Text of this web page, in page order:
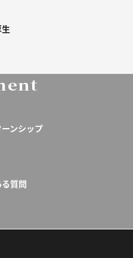
ンシップ
質問